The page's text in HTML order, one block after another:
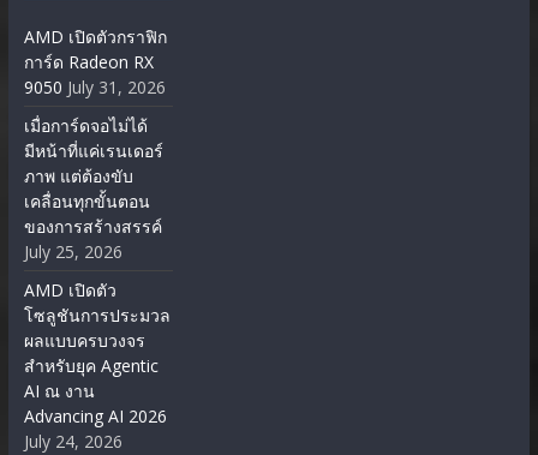
AMD เปิดตัวกราฟิก
การ์ด Radeon RX
9050 July 31, 2026
เมื่อการ์ดจอไม่ได้
มีหน้าที่แค่เรนเดอร์
ภาพ แต่ต้องขับ
เคลื่อนทุกขั้นตอน
ของการสร้างสรรค์
July 25, 2026
AMD เปิดตัว
โซลูชันการประมวล
ผลแบบครบวงจร
สำหรับยุค Agentic
AI ณ งาน
Advancing AI 2026
July 24, 2026